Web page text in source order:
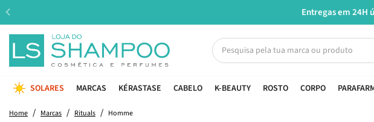
Entregas em 24H
SOLARES MARCAS KÉRASTASE CABELO K-BEAUTY ROSTO CORPO
Home Marcas Rituals Homme